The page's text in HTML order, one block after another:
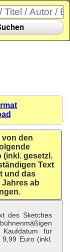
von den
(inkl. gesetzl.
Text
und das
ab
des Sketches
für
Euro (inkl.